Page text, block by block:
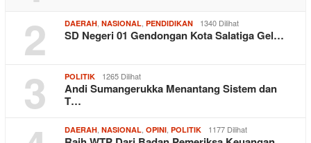
2 DAERAH NASIONAL PENDIDIKAN 1340 Dilihat
SD Negeri 01 Gendongan Kota Salatiga Gel…
3 POLITIK 1265 Dilihat
Andi Sumangerukka Menantang Sistem dan
T…
DAERAH NASIONAL OPINI POLITIK 1177 Dilihat